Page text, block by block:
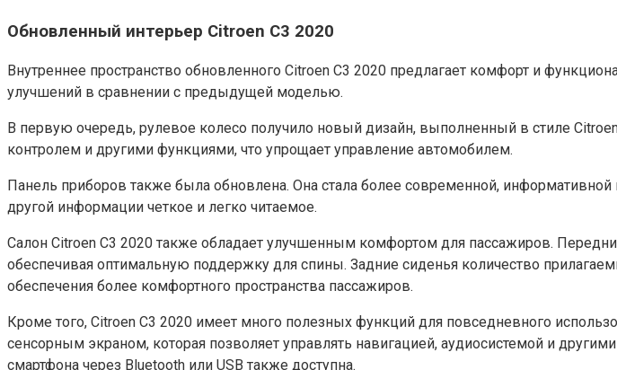
Обновленный интерьер Citroen C3 2020
Внутреннее пространство обновленного Citroen C3 2020 предлагает комфорт и
улучшений в сравнении с предыдущей моделью.
В первую очередь, рулевое колесо получило новый дизайн, выполненный в стиле
контролем и другими функциями, что упрощает управление автомобилем.
Панель приборов также была обновлена. Она стала более современной,
другой информации четкое и легко читаемое.
Салон Citroen C3 2020 также обладает улучшенным комфортом для пассажиров.
обеспечивая оптимальную поддержку для спины. Задние сиденья количество
обеспечения более комфортного пространства пассажиров.
Кроме того, Citroen C3 2020 имеет много полезных функций для повседневного
сенсорным экраном, которая позволяет управлять навигацией, аудиосистемой и
смартфона через Bluetooth или USB также доступна.